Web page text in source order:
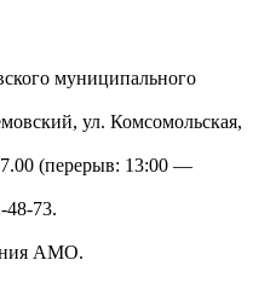
муниципального
ул. Комсомольская,
(перерыв: 13:00 —
48-73.
АМО.